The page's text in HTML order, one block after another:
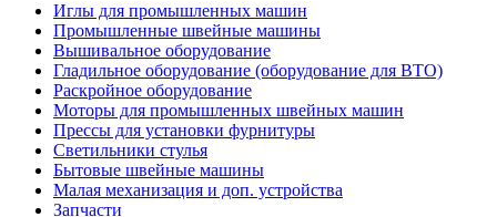
Иглы для промышленных машин
Промышленные швейные машины
Вышивальное оборудование
Гладильное оборудование (оборудование для ВТО)
Раскройное оборудование
Моторы для промышленных швейных машин
Прессы для установки фурнитуры
Светильники стулья
Бытовые швейные машины
Малая механизация и доп. устройства
Запчасти